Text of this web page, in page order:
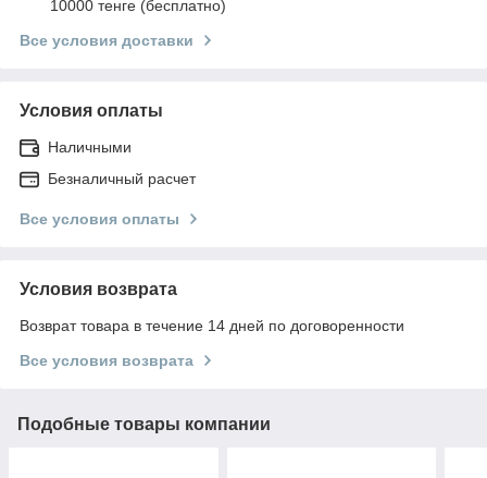
10000 тенге (бесплатно)
Все условия доставки
Условия оплаты
Наличными
Безналичный расчет
Все условия оплаты
Условия возврата
Возврат товара в течение 14 дней по договоренности
Все условия возврата
Подобные товары компании